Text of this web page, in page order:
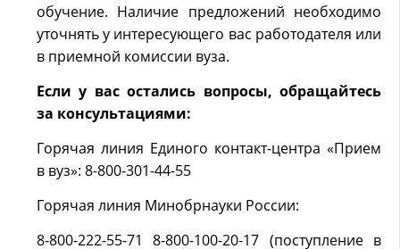
обучение. Наличие предложений необходимо
уточнять у интересующего вас работодателя или
в приемной комиссии вуза.
Если у вас остались вопросы, обращайтесь
за консультациями:
Горячая линия Единого контакт-центра «Прием
в вуз»: 8-800-301-44-55
Горячая линия Минобрнауки России:
8-800-222-55-71 8-800-100-20-17 (поступление в